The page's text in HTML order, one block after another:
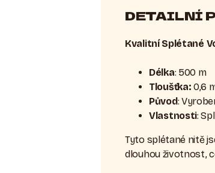
DETAILNÍ
Kvalitní Splétané
Délka: 500 m
Tloušťka: 0,6
Původ:
Vlastnosti:
Tyto splétané nitě
dlouhou životnost,